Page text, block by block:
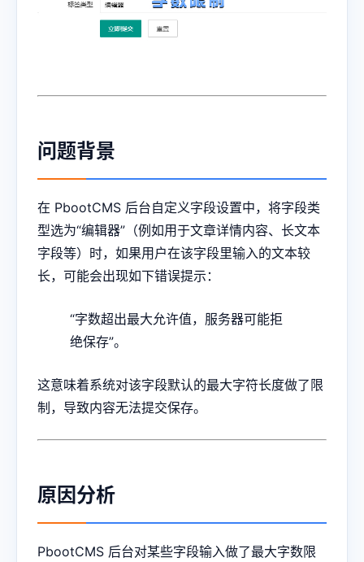
问题背景
在 PbootCMS 后台自定义字段设置中，将字段类
型选为“编辑器”（例如用于文章详情内容、长文本
字段等）时，如果用户在该字段里输入的文本较
长，可能会出现如下错误提示：
“字数超出最大允许值，服务器可能拒
绝保存”。
这意味着系统对该字段默认的最大字符长度做了限
制，导致内容无法提交保存。
原因分析
PbootCMS 后台对某些字段输入做了最大字数限